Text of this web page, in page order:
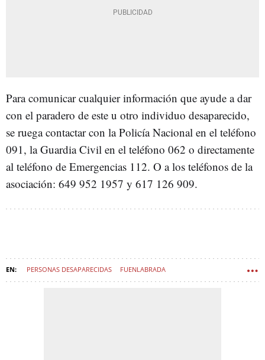
Para comunicar cualquier información que ayude a dar
con el paradero de este u otro individuo desaparecido,
se ruega contactar con la Policía Nacional en el teléfono
091, la Guardia Civil en el teléfono 062 o directamente
al teléfono de Emergencias 112. O a los teléfonos de la
asociación: 649 952 1957 y 617 126 909.
PERSONAS DESAPARECIDAS FUENLABRADA